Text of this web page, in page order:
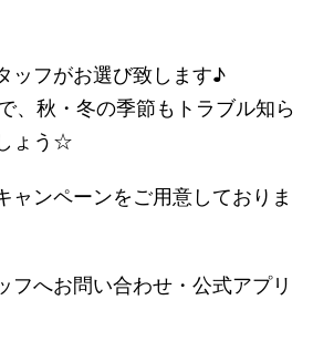
ッフがお選び致します♪
、秋・冬の季節もトラブル知ら
ょう☆
ャンペーンをご用意しておりま
フへお問い合わせ・公式アプリ